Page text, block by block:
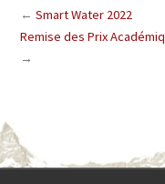
← Smart Water 2022
Remise des Prix
→